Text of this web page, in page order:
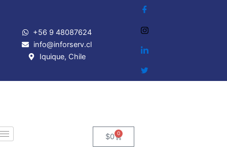
contenido+56 9 48087624
info@inforserv.cl
Iquique, Chile
$0 0
Cart